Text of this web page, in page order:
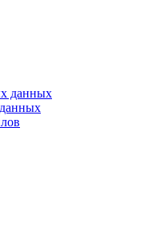
данных